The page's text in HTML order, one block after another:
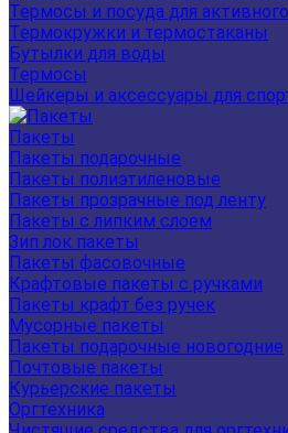
Термосы и посуда для
Термокружки и термостаканы
Бутылки для воды
Термосы
Шейкеры и аксессуары для
Пакеты
Пакеты подарочные
Пакеты полиэтиленовые
Пакеты прозрачные под ленту
Пакеты с липким слоем
Зип лок пакеты
Пакеты фасовочные
Крафтовые пакеты с ручками
Пакеты крафт без ручек
Мусорные пакеты
Пакеты подарочные новогодние
Почтовые пакеты
Курьерские пакеты
Оргтехника